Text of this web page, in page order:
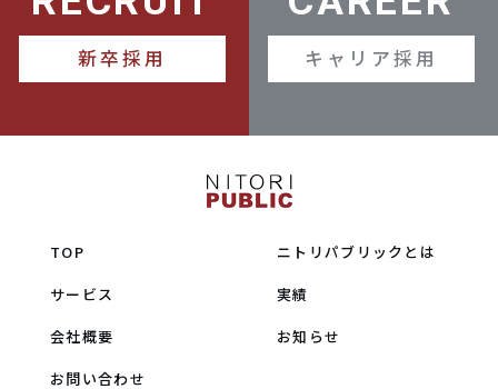
新卒採用 キャリア採用
TOP
ニトリパブリックとは
サービス
実績
会社概要
お知らせ
お問い合わせ